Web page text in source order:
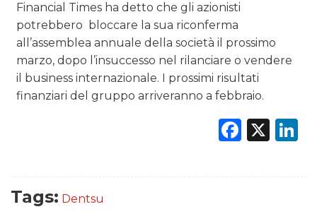
Financial Times ha detto che gli azionisti
potrebbero bloccare la sua riconferma
all’assemblea annuale della società il prossimo
marzo, dopo l’insuccesso nel rilanciare o vendere
il business internazionale. I prossimi risultati
finanziari del gruppo arriveranno a febbraio.
X
Tags: Dentsu